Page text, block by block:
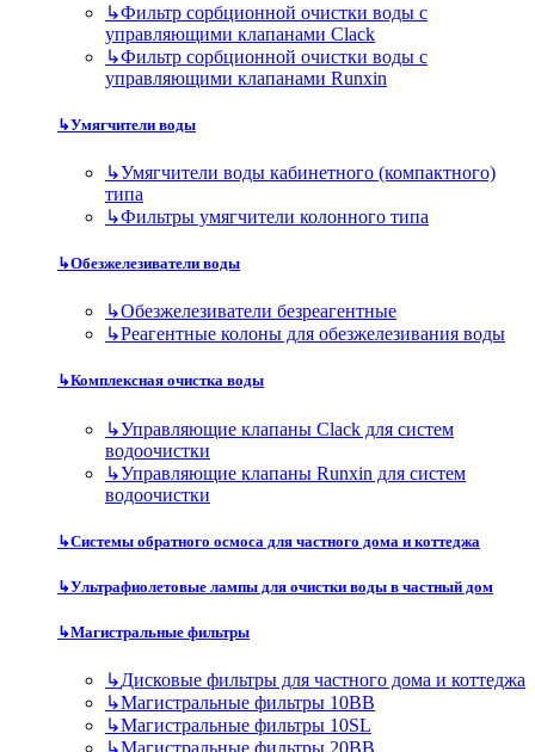
↳Фильтр сорбционной очистки воды с
управляющими клапанами Clack
↳Фильтр сорбционной очистки воды с
управляющими клапанами Runxin
↳Умягчители воды
↳Умягчители воды кабинетного (компактного)
типа
↳Фильтры умягчители колонного типа
↳Обезжелезиватели воды
↳Обезжелезиватели безреагентные
↳Реагентные колоны для обезжелезивания воды
↳Комплексная очистка воды
↳Управляющие клапаны Clack для систем
водоочистки
↳Управляющие клапаны Runxin для систем
водоочистки
↳Системы обратного осмоса для частного дома и коттеджа
↳Ультрафиолетовые лампы для очистки воды в частный дом
↳Магистральные фильтры
↳Дисковые фильтры для частного дома и коттеджа
↳Магистральные фильтры 10BB
↳Магистральные фильтры 10SL